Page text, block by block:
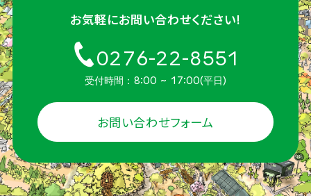
お気軽にお問い合わせください!
0276-22-8551
受付時間：8:00 ~ 17:00(平日)
お問い合わせフォーム